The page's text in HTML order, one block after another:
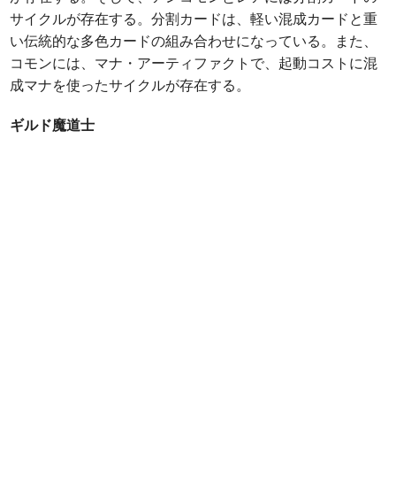
サイクルが存在する。分割カードは、軽い混成カードと重
い伝統的な多色カードの組み合わせになっている。また、
コモンには、マナ・アーティファクトで、起動コストに混
成マナを使ったサイクルが存在する。
ギルド魔道士